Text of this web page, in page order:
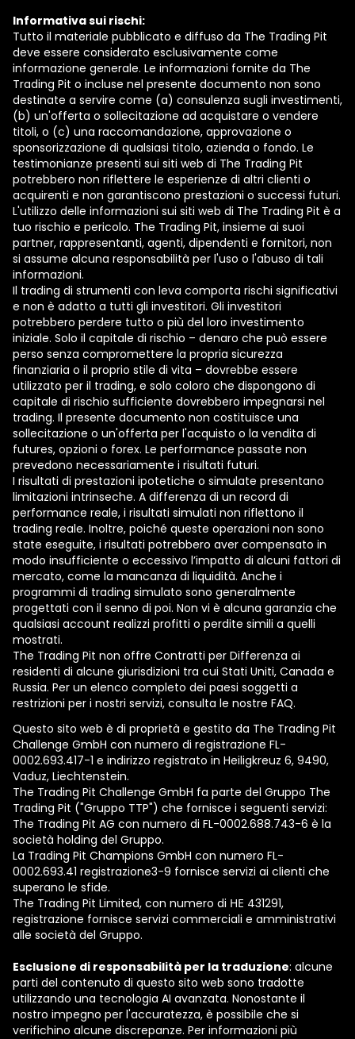
Informativa sui rischi:
Tutto il materiale pubblicato e diffuso da The Trading Pit
deve essere considerato esclusivamente come
informazione generale. Le informazioni fornite da The
Trading Pit o incluse nel presente documento non sono
destinate a servire come (a) consulenza sugli investimenti,
(b) un'offerta o sollecitazione ad acquistare o vendere
titoli, o (c) una raccomandazione, approvazione o
sponsorizzazione di qualsiasi titolo, azienda o fondo. Le
testimonianze presenti sui siti web di The Trading Pit
potrebbero non riflettere le esperienze di altri clienti o
acquirenti e non garantiscono prestazioni o successi futuri.
L'utilizzo delle informazioni sui siti web di The Trading Pit è a
tuo rischio e pericolo. The Trading Pit, insieme ai suoi
partner, rappresentanti, agenti, dipendenti e fornitori, non
si assume alcuna responsabilità per l'uso o l'abuso di tali
informazioni.
Il trading di strumenti con leva comporta rischi significativi
e non è adatto a tutti gli investitori. Gli investitori
potrebbero perdere tutto o più del loro investimento
iniziale. Solo il capitale di rischio – denaro che può essere
perso senza compromettere la propria sicurezza
finanziaria o il proprio stile di vita – dovrebbe essere
utilizzato per il trading, e solo coloro che dispongono di
capitale di rischio sufficiente dovrebbero impegnarsi nel
trading. Il presente documento non costituisce una
sollecitazione o un'offerta per l'acquisto o la vendita di
futures, opzioni o forex. Le performance passate non
prevedono necessariamente i risultati futuri.
I risultati di prestazioni ipotetiche o simulate presentano
limitazioni intrinseche. A differenza di un record di
performance reale, i risultati simulati non riflettono il
trading reale. Inoltre, poiché queste operazioni non sono
state eseguite, i risultati potrebbero aver compensato in
modo insufficiente o eccessivo l’impatto di alcuni fattori di
mercato, come la mancanza di liquidità. Anche i
programmi di trading simulato sono generalmente
progettati con il senno di poi. Non vi è alcuna garanzia che
qualsiasi account realizzi profitti o perdite simili a quelli
mostrati.
The Trading Pit non offre Contratti per Differenza ai
residenti di alcune giurisdizioni tra cui Stati Uniti, Canada e
Russia. Per un elenco completo dei paesi soggetti a
restrizioni per i nostri servizi, consulta le nostre FAQ.
Questo sito web è di proprietà e gestito da The Trading Pit
Challenge GmbH con numero di registrazione FL-
0002.693.417-1 e indirizzo registrato in Heiligkreuz 6, 9490,
Vaduz, Liechtenstein.
The Trading Pit Challenge GmbH fa parte del Gruppo The
Trading Pit ("Gruppo TTP") che fornisce i seguenti servizi:
The Trading Pit AG con numero di FL-0002.688.743-6 è la
società holding del Gruppo.
La Trading Pit Champions GmbH con numero FL-
0002.693.41 registrazione3-9 fornisce servizi ai clienti che
superano le sfide.
The Trading Pit Limited, con numero di ΗΕ 431291,
registrazione fornisce servizi commerciali e amministrativi
alle società del Gruppo.
Esclusione di responsabilità per la traduzione: alcune
parti del contenuto di questo sito web sono tradotte
utilizzando una tecnologia AI avanzata. Nonostante il
nostro impegno per l'accuratezza, è possibile che si
verifichino alcune discrepanze. Per informazioni più